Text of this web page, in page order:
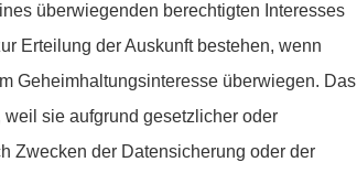
überwiegenden berechtigten Interesses
Erteilung der Auskunft bestehen, wenn
Geheimhaltungsinteresse überwiegen. Das
sie aufgrund gesetzlicher oder
Zwecken der Datensicherung oder der